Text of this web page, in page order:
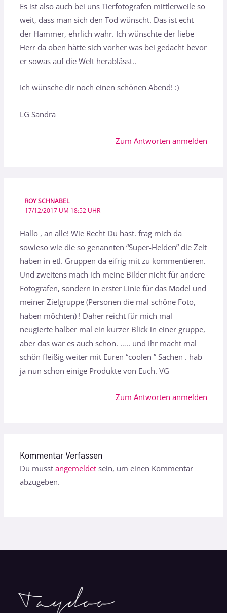
Es ist also auch bei uns Tierfotografen mittlerweile so
weit, dass man sich den Tod wünscht. Das ist echt
der Hammer, ehrlich wahr. Ich wünschte der liebe
Herr da oben hätte sich vorher was bei gedacht bevor
er sowas auf die Welt herablässt..
Ich wünsche dir noch einen schönen Abend! :)
LG Sandra
Zum Antworten anmelden
ROY SCHNABEL
17/12/2017 UM 18:52 UHR
Hallo , an alle! Wie Recht Du hast. frag mich da
sowieso wie die so genannten “Super-Helden” die Zeit
haben in etl. Gruppen da eifrig mit zu kommentieren.
Und zweitens mach ich meine Bilder nicht für andere
Fotografen, sondern in erster Linie für das Model und
meiner Zielgruppe (Personen die mal schöne Foto,
haben möchten) ! Daher reicht für mich mal
neugierte halber mal ein kurzer Blick in einer gruppe,
aber das war es auch schon. ….. und Ihr macht mal
schön fleißig weiter mit Euren “coolen ” Sachen . hab
ja nun schon einige Produkte von Euch. VG
Zum Antworten anmelden
Kommentar Verfassen
Du musstangemeldet sein, um einen Kommentar
abzugeben.